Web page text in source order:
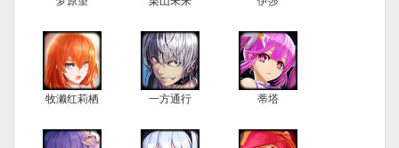
牧濑红莉栖 一方通行 蒂塔